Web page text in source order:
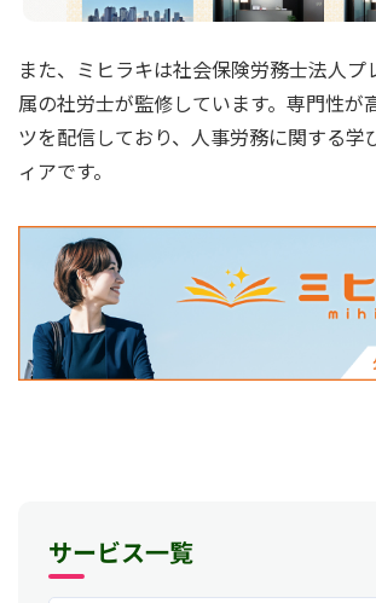
サービス一覧
また、ミヒラキは社会保険労務士法人プ
属の社労士が監修しています。専門性が
ツを配信しており、人事労務に関する学
ィアです。